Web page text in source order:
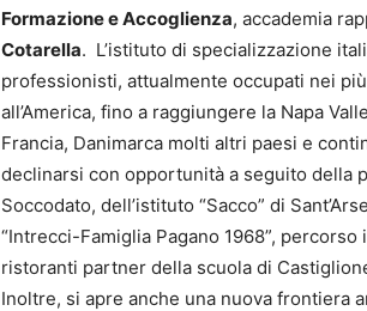
Formazione e Accoglienza, accademia
Cotarella. L’istituto di specializzazione
professionisti, attualmente occupati nei
all’America, fino a raggiungere la Napa
Francia, Danimarca molti altri paesi e
declinarsi con opportunità a seguito della
Soccodato, dell’istituto “Sacco” di
“Intrecci-Famiglia Pagano 1968”,
ristoranti partner della scuola di
Inoltre, si apre anche una nuova frontiera